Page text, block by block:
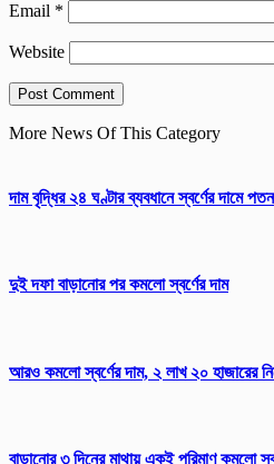
Email *
Website
More News Of This Category
দাম বৃদ্ধির ২৪ ঘণ্টার ব্যবধানে স্বর্ণের দামে পতন
দুই দফা বাড়ানোর পর কমলো স্বর্ণের দাম
আরও কমলো স্বর্ণের দাম, ২ লাখ ২০ হাজারের
বাড়ানোর ৩ দিনের মাথায় একই পরিমাণ কমলো